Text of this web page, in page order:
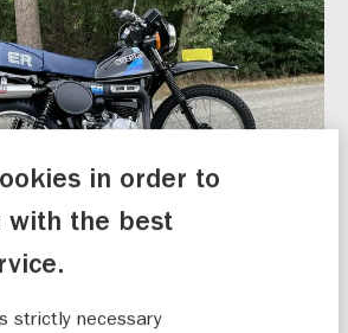
stuurde ons foto’s
Suzuki-
in order to
with the best
strictly necessary